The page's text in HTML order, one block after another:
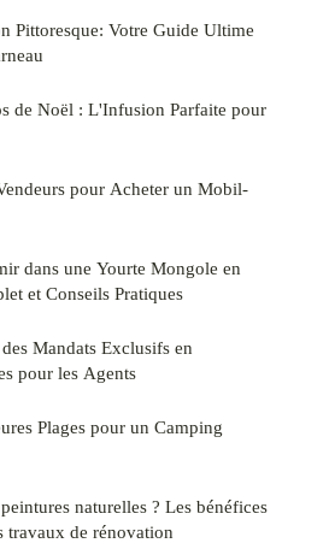
Pittoresque: Votre Guide Ultime
de Noël : L'Infusion Parfaite pour
pour Acheter un Mobil-
dans une Yourte Mongole en
et Conseils Pratiques
Mandats Exclusifs en
pour les Agents
Plages pour un Camping
naturelles ? Les bénéfices
travaux de rénovation